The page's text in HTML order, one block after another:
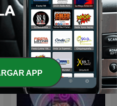
Películas históricas de
terror
APP